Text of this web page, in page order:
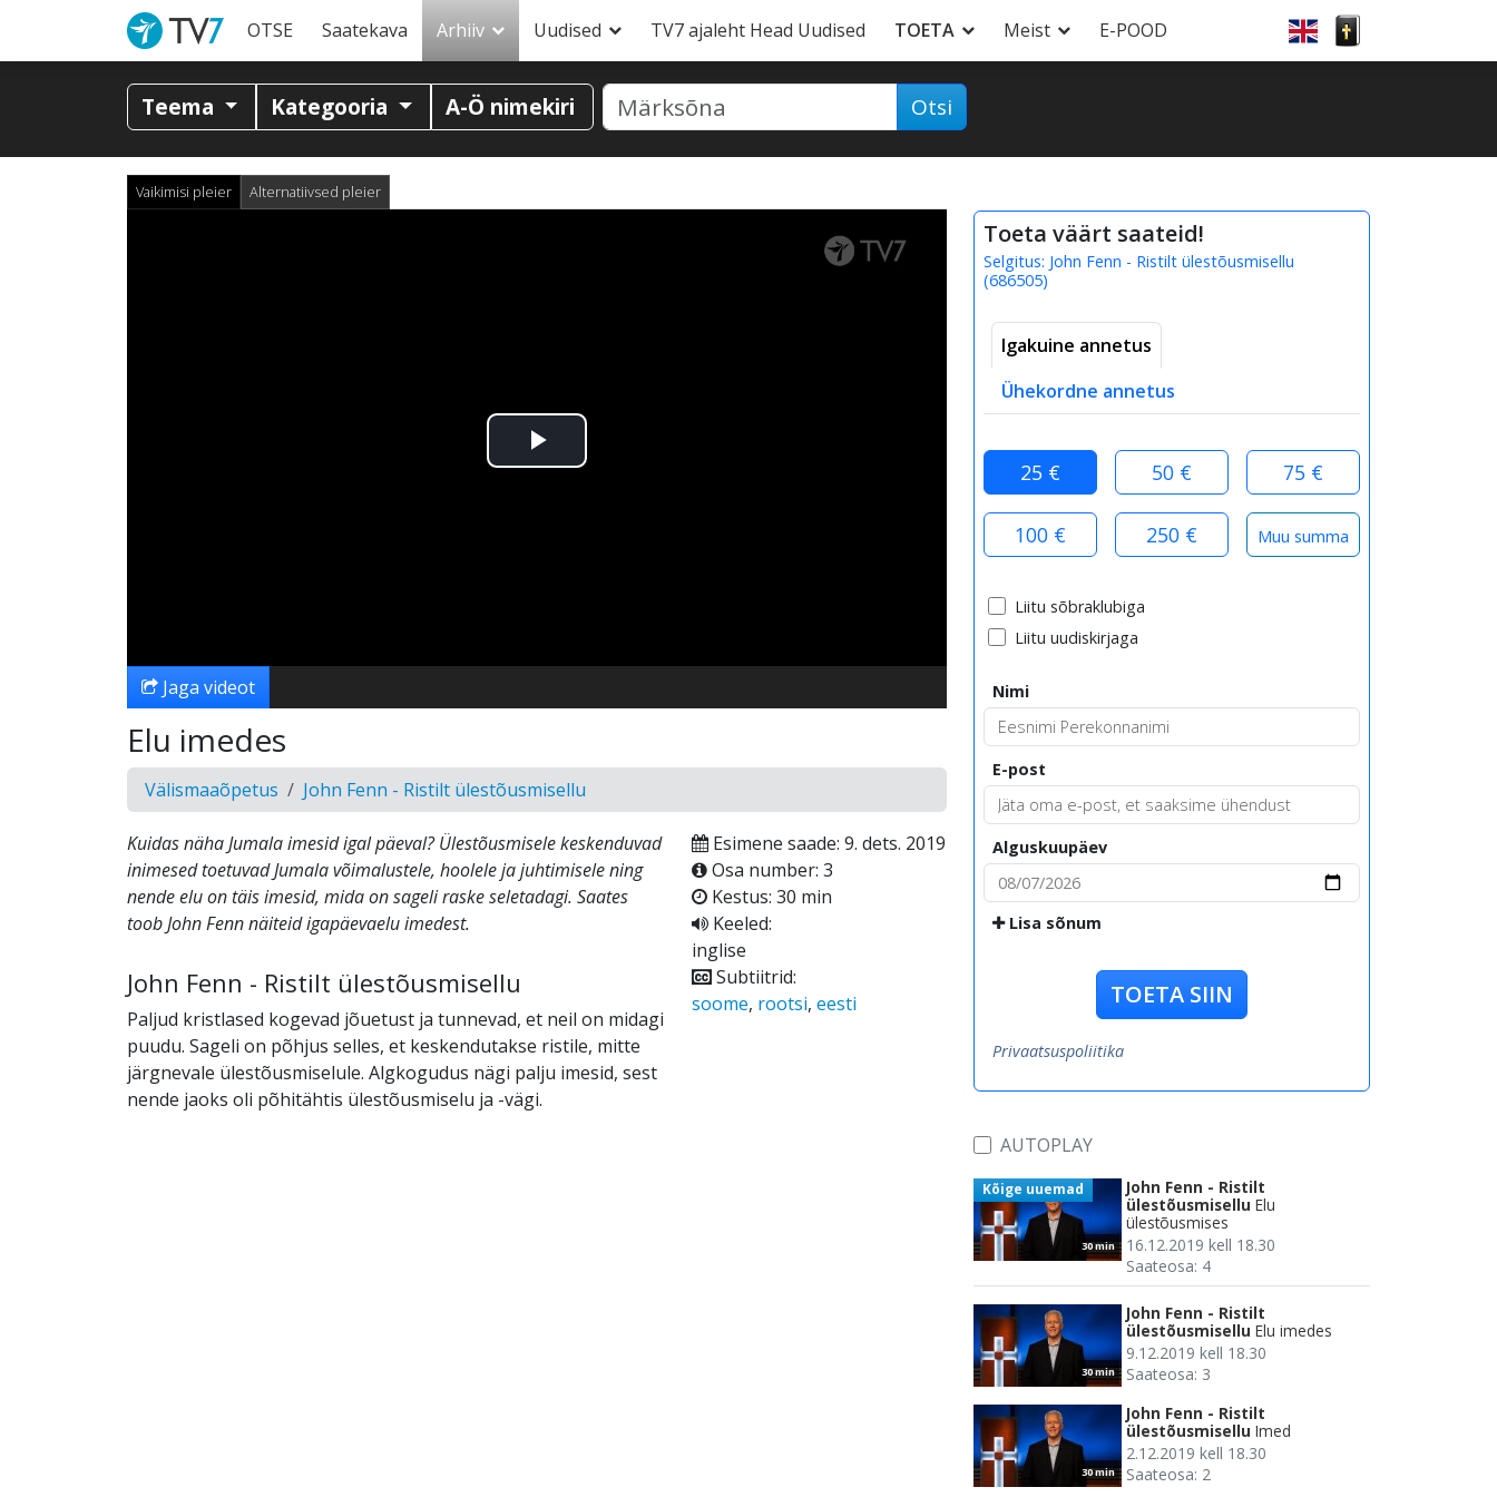
OTSE Saatekava Arhiiv Uudised TV7 ajaleht Head Uudised TOETA Meist E-POOD
Teema Kategooria A-Ö nimekiri Otsi
Vaikimisi pleier Alternatiivsed pleier
Esita
Jaga videot
Elu imedes
Välismaaõpetus John Fenn - Ristilt ülestõusmisellu
Kuidas näha Jumala imesid igal päeval? Ülestõusmisele keskenduvad
inimesed toetuvad Jumala võimalustele, hoolele ja juhtimisele ning
nende elu on täis imesid, mida on sageli raske seletadagi. Saates
toob John Fenn näiteid igapäevaelu imedest.
John Fenn - Ristilt ülestõusmisellu
Paljud kristlased kogevad jõuetust ja tunnevad, et neil on midagi
puudu. Sageli on põhjus selles, et keskendutakse ristile, mitte
järgnevale ülestõusmiselule. Algkogudus nägi palju imesid, sest
nende jaoks oli põhitähtis ülestõusmiselu ja -vägi.
Esimene saade: 9. dets. 2019
Osa number: 3
Kestus: 30 min
Keeled:
inglise
Subtiitrid:
soome, rootsi, eesti
Toeta väärt saateid!
Selgitus: John Fenn - Ristilt ülestõusmisellu
(686505)
Igakuine annetus
Ühekordne annetus
25 € 50 € 75 €
100 € 250 €
Liitu sõbraklubiga
Liitu uudiskirjaga
Nimi
E-post
Alguskuupäev
Lisa sõnum
TOETA SIIN
Privaatsuspoliitika
AUTOPLAY
30 min
Kõige uuemad
John Fenn - Ristilt
ülestõusmisellu Elu
ülestõusmises
16.12.2019 kell 18.30
Saateosa: 4
30 min
John Fenn - Ristilt
ülestõusmisellu Elu imedes
9.12.2019 kell 18.30
Saateosa: 3
30 min
John Fenn - Ristilt
ülestõusmisellu Imed
2.12.2019 kell 18.30
Saateosa: 2